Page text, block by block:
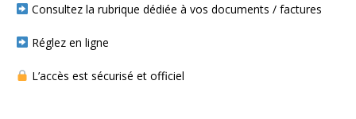
Consultez la rubrique dédiée à vos documents / factures
Réglez en ligne
L’accès est sécurisé et officiel